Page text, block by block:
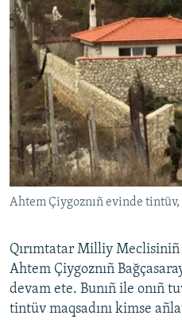
VİDEO
SÜRET
BLOGLAR
FİKİR
Русский
Українською
QOŞULIÑIZ!
RFE/RS bütün saytları
Ahtem Çiygoznıñ evinde
Qırımtatar Milliy
Ahtem Çiygoznıñ
devam ete. Bunıñ ile onıñ
tintüv maqsadını kimse